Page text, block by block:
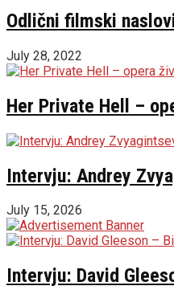
Odlični filmski
July 28, 2022
Her Private Hell –
Intervju: Andrey
July 15, 2026
Intervju: David